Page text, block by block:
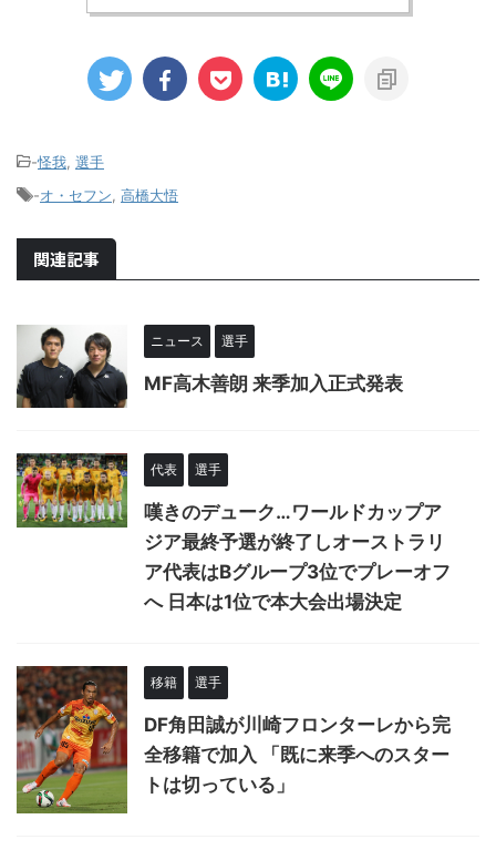
-怪我 選手
-オ・セフン 高橋大悟
関連記事
ニュース 選手
MF高木善朗 来季加入正式発表
代表 選手
嘆きのデューク…ワールドカップア
ジア最終予選が終了しオーストラリ
ア代表はBグループ3位でプレーオフ
へ 日本は1位で本大会出場決定
移籍 選手
DF角田誠が川崎フロンターレから完
全移籍で加入 「既に来季へのスター
トは切っている」